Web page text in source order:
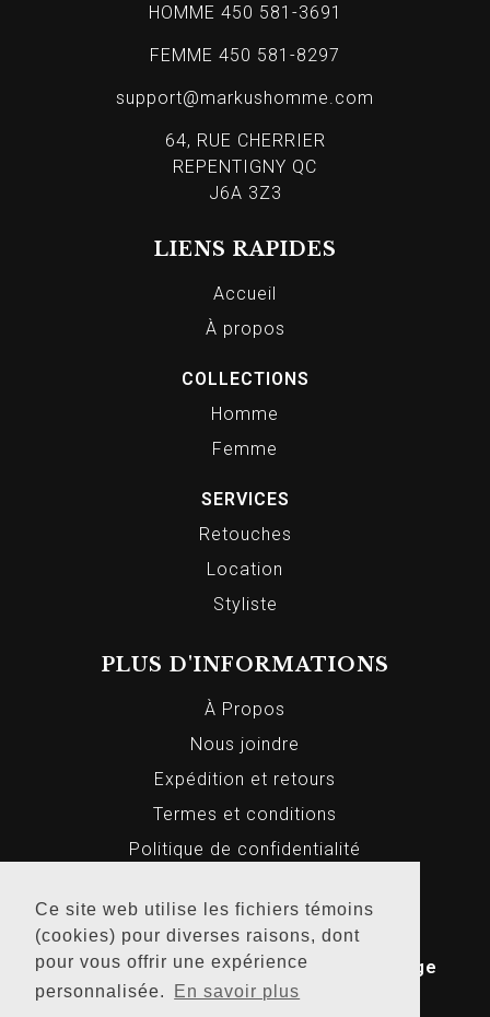
Ce site web utilise les fichiers témoins
(cookies) pour diverses raisons, dont
pour vous offrir une expérience
personnalisée.
En savoir plus
HOMME 450 581-3691
FEMME 450 581-8297
support@markushomme.com
64, RUE CHERRIER
REPENTIGNY QC
J6A 3Z3
LIENS RAPIDES
Accueil
À propos
COLLECTIONS
Homme
Femme
SERVICES
Retouches
Location
Styliste
PLUS D'INFORMATIONS
À Propos
Nous joindre
Expédition et retours
Termes et conditions
Politique de confidentialité
© 2026 Markus Homme et Femme, Tous
droits réservés. Conception Web par
Bridge
Media.